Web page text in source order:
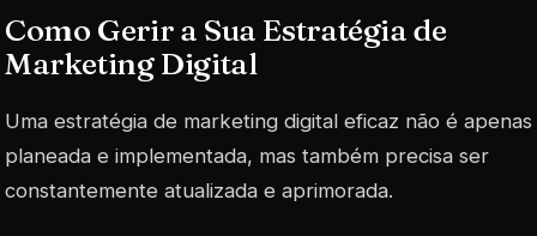
Como Gerir a Sua Estratégia de
Marketing Digital
Uma estratégia de marketing digital eficaz não é apenas
planeada e implementada, mas também precisa ser
constantemente atualizada e aprimorada.